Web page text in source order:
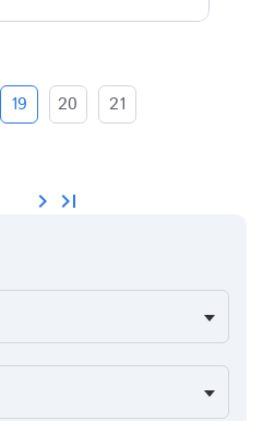
19 20 21
chevron_right last_page